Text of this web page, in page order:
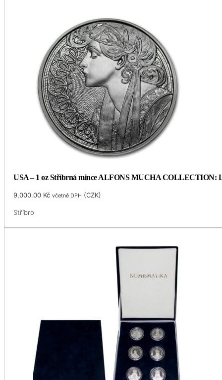
USA – 1 oz Stříbrná mince ALFONS MUCHA COLLECTION:
9,000.00 Kč včetně DPH (CZK)
Stříbro